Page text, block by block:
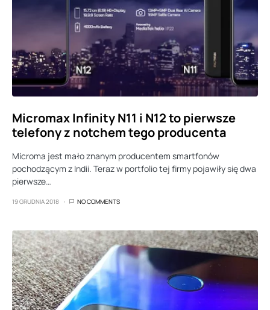
Micromax Infinity N11 i N12 to pierwsze
telefony z notchem tego producenta
Microma jest mało znanym producentem smartfonów
pochodzącym z Indii. Teraz w portfolio tej firmy pojawiły się dwa
pierwsze…
19 GRUDNIA 2018 NO COMMENTS